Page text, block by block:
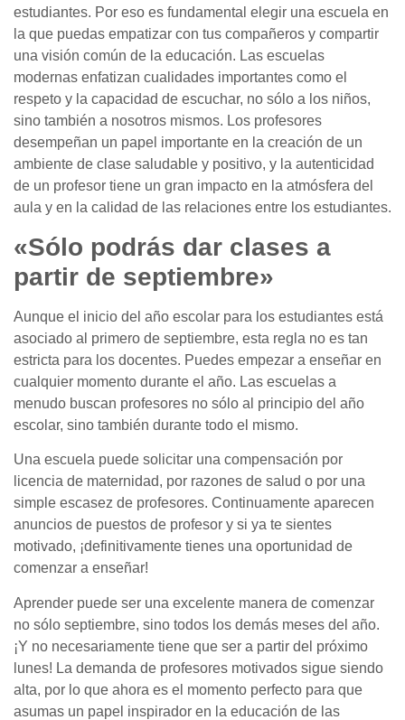
estudiantes. Por eso es fundamental elegir una escuela en
la que puedas empatizar con tus compañeros y compartir
una visión común de la educación. Las escuelas
modernas enfatizan cualidades importantes como el
respeto y la capacidad de escuchar, no sólo a los niños,
sino también a nosotros mismos. Los profesores
desempeñan un papel importante en la creación de un
ambiente de clase saludable y positivo, y la autenticidad
de un profesor tiene un gran impacto en la atmósfera del
aula y en la calidad de las relaciones entre los estudiantes.
«Sólo podrás dar clases a
partir de septiembre»
Aunque el inicio del año escolar para los estudiantes está
asociado al primero de septiembre, esta regla no es tan
estricta para los docentes. Puedes empezar a enseñar en
cualquier momento durante el año. Las escuelas a
menudo buscan profesores no sólo al principio del año
escolar, sino también durante todo el mismo.
Una escuela puede solicitar una compensación por
licencia de maternidad, por razones de salud o por una
simple escasez de profesores. Continuamente aparecen
anuncios de puestos de profesor y si ya te sientes
motivado, ¡definitivamente tienes una oportunidad de
comenzar a enseñar!
Aprender puede ser una excelente manera de comenzar
no sólo septiembre, sino todos los demás meses del año.
¡Y no necesariamente tiene que ser a partir del próximo
lunes! La demanda de profesores motivados sigue siendo
alta, por lo que ahora es el momento perfecto para que
asumas un papel inspirador en la educación de las